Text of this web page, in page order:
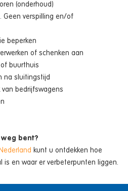
(onderhoud)
verspilling en/of
beperken
of schenken aan
buurthuis
na sluitingstijd
bedrijfswagens
bent?
kunt u ontdekken hoe
is en waar er verbeterpunten liggen.